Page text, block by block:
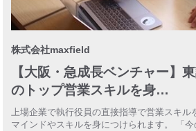
株式会社maxfield
【大阪・急成長ベンチャー】
のトップ営業スキルを身…
上場企業で執行役員の直接指導で営業スキル
マインドやスキルを身につけられます。 「